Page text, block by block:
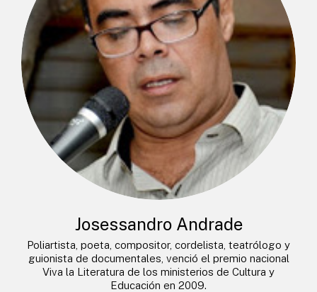
Josessandro Andrade
Poliartista, poeta, compositor, cordelista, teatrólogo y
guionista de documentales, venció el premio nacional
Viva la Literatura de los ministerios de Cultura y
Educación en 2009.